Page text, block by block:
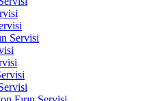
Servisi